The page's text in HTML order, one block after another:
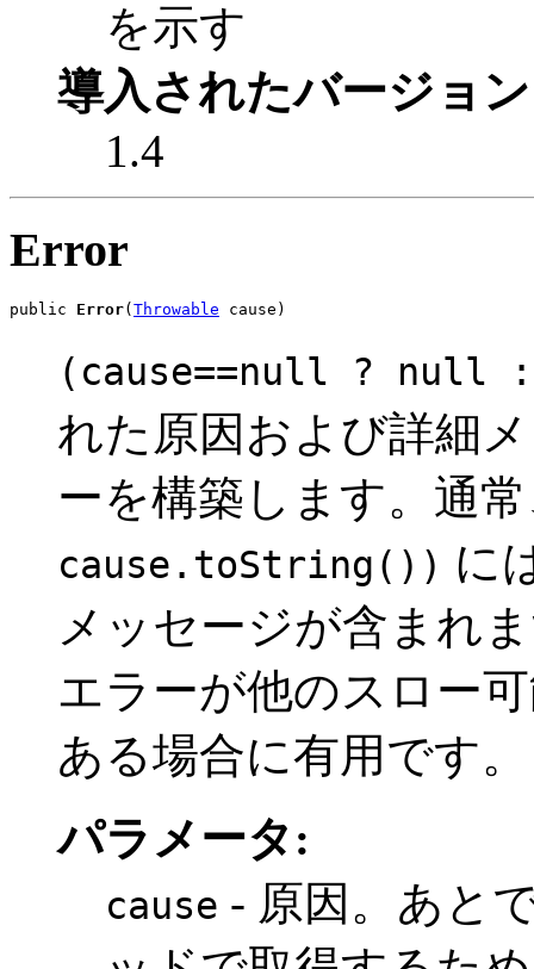
を示す
導入されたバージョ
1.4
Error
public Error(Throwable cause)
(cause==null ? null
れた原因および詳細
ーを構築します。通
cause.toString()) に
メッセージが含まれ
エラーが他のスロー
ある場合に有用です。
パラメータ:
cause - 原因。あと